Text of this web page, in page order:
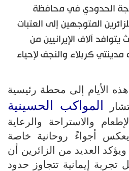
الحدودي في محافظة
المتوجهين إلى العتبات
آلاف الإيرانيين من
كربلاء والنجف لإحياء
الأيام إلى محطة رئيسية
المواكب الحسينية
والاستراحة والرعاية
أجواءً روحانية خاصة
العديد من الزائرين أن
تجربة إيمانية تتجاوز حدود